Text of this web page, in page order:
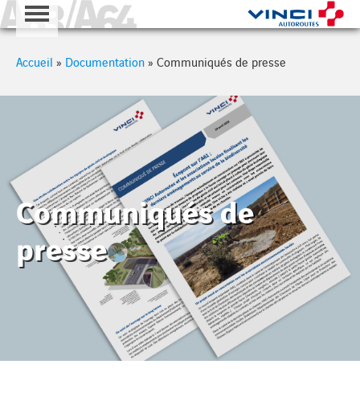
A63 - A64
Accueil » Documentation» Communiqués de presse
Communiqués de
presse
Cookies management panel